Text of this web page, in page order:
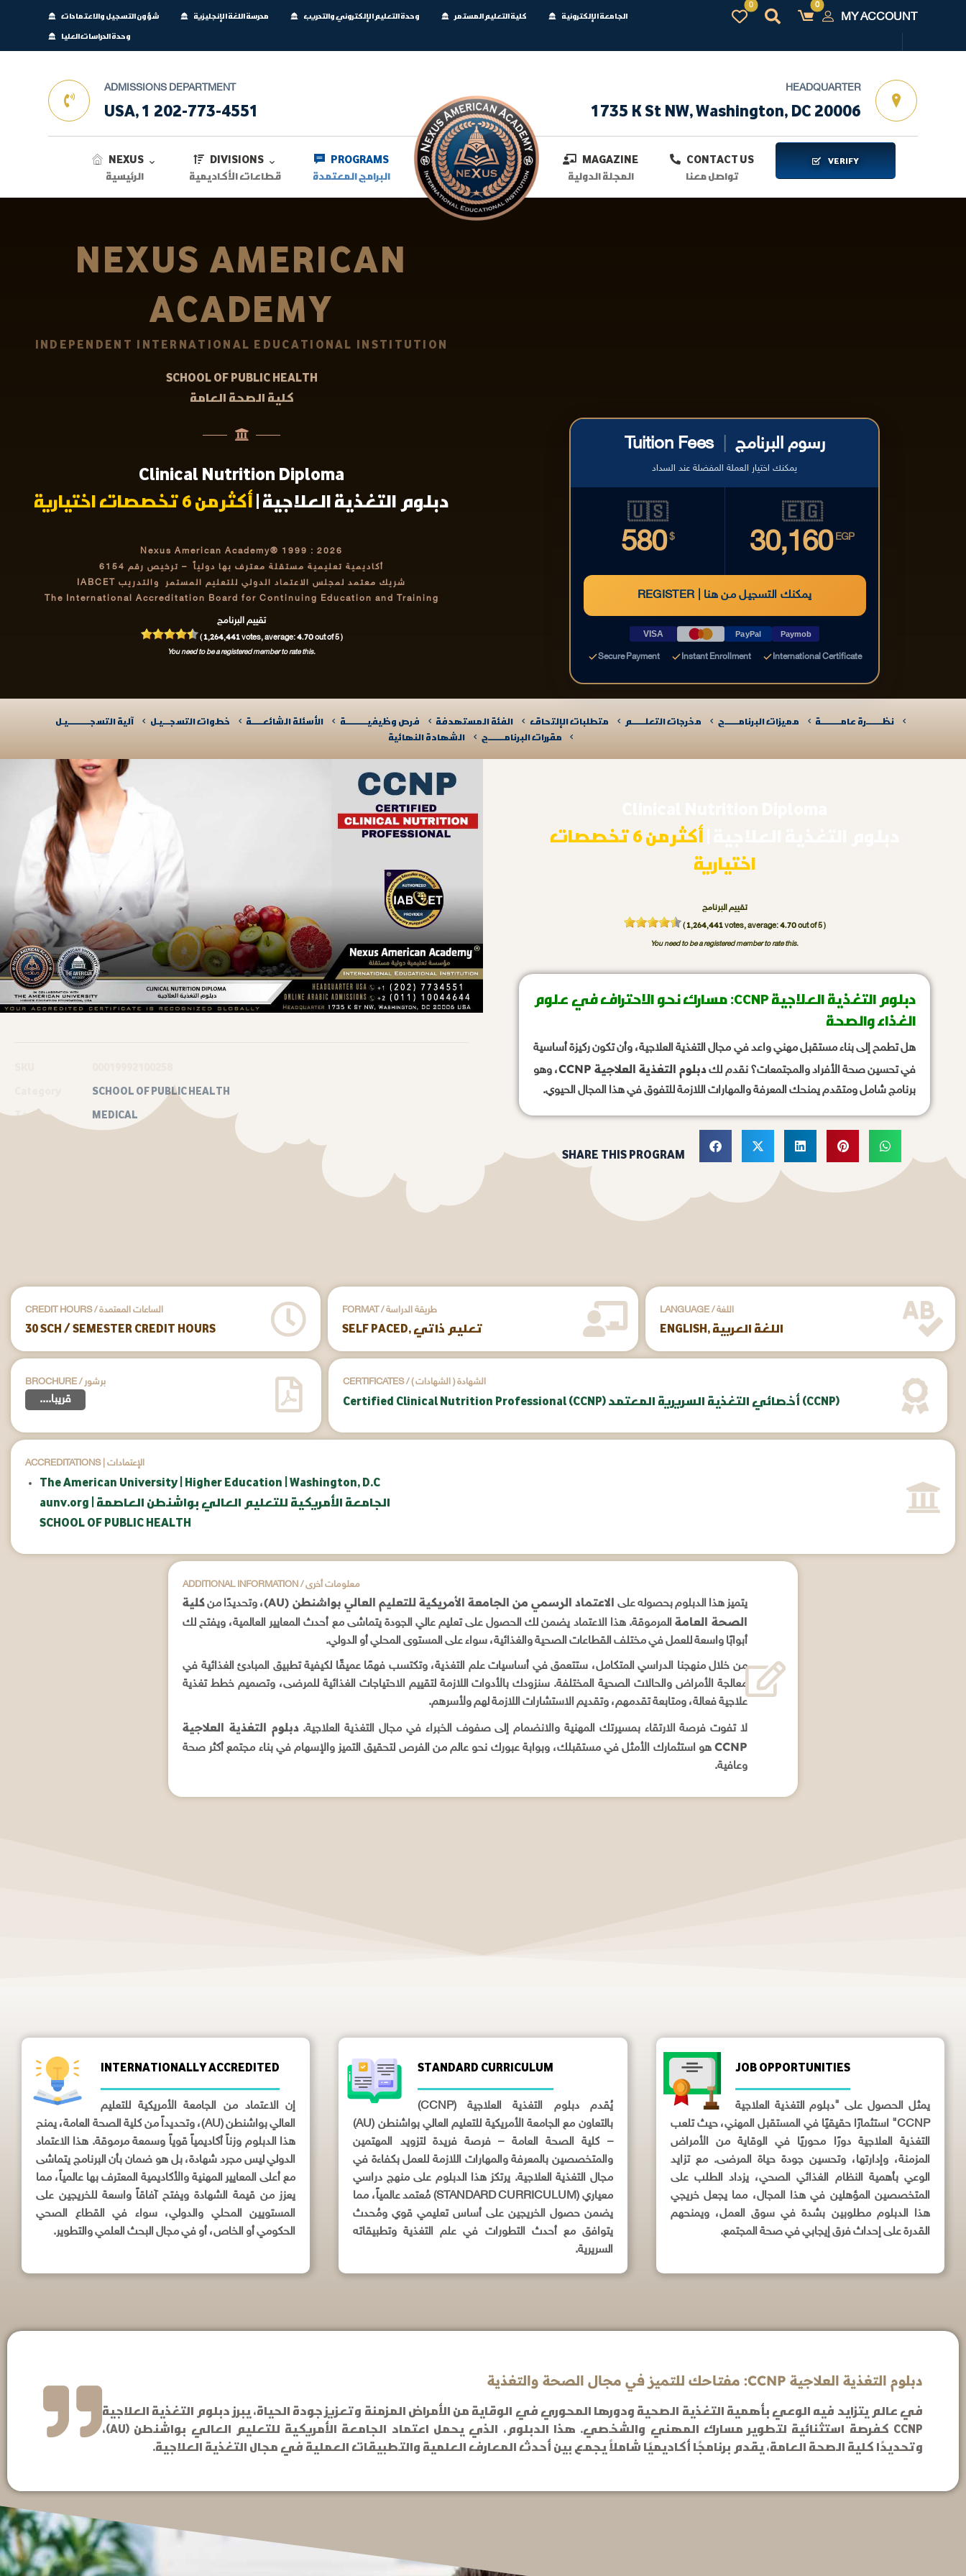
شؤون التسجيل والاعتمادات مدرسة اللغة الإنجليزية وحدة التعليم الإلكتروني والتدريب كلية التعليم المستمر
الجامعة الإلكترونية
وحدة الدراسات العليا
MY ACCOUNT
ADMISSIONS DEPARTMENT
USA, 1 202-773-4551
HEADQUARTER
1735 K St NW, Washington, DC 20006
NEXUS
الرئيسية
DIVISIONS
قطاعات الأكاديمية
PROGRAMS
البرامج المعتمدة
MAGAZINE
المجلة الدولية
CONTACT US
تواصل معنا
VERIFY
NEXUS AMERICAN
ACADEMY
INDEPENDENT INTERNATIONAL EDUCATIONAL INSTITUTION
SCHOOL OF PUBLIC HEALTH
كلية الصحة العامة
Clinical Nutrition Diploma
دبلوم التغذية العلاجية |أكثر من 6 تخصصات اختيارية
Nexus American Academy® 1999 : 2026
أكاديمية تعليمية مستقلة معترف بها دولياً
– ترخيص رقم 6154
شريك معتمد لمجلس الاعتماد الدولي للتعليم المستمر والتدريب IABCET
The International Accreditation Board for Continuing Education and Training
تقييم البرنامج
(1,264,441votes, average:4.70out of 5 )
You need to be a registered member to rate this.
Tuition Fees رسوم البرنامج
يمكنك اختيار العملة المفضلة عند السداد
🇺🇸
580 $
🇪🇬
30,160 EGP
REGISTER | يمكنك التسجيل من هنا
VISA PayPal Paymob
Secure Payment Instant Enrollment International Certificate
نظـــــــرة عامـــــــــة مميزات البرنامــــــج مخرجات التعلــــــم متطلبات الإلتحاق الفئة المستهدفة فرص وظيفيــــــــــة الأسئلة الشائعـــــة خطوات التسجـــيـل
آلية التسجــــــــــيـل​
مقررات البرنامـــــــج
الشهادة النهائية
SCHOOL OF PUBLIC HEALTH
Tag
MEDICAL
أكثر من 6 تخصصات
اختيارية
تقييم البرنامج
(1,264,441votes, average:4.70out of 5 )
You need to be a registered member to rate this.
دبلوم التغذية العلاجية CCNP: مسارك نحو الاحتراف في علوم
الغذاء والصحة
هل تطمح إلى بناء مستقبل مهني واعد في مجال التغذية العلاجية، وأن تكون ركيزة أساسية
في تحسين صحة الأفراد والمجتمعات؟ نقدم لكدبلوم التغذية العلاجية CCNP
، وهو
برنامج شامل ومتقدم يمنحك المعرفة والمهارات اللازمة للتفوق في هذا المجال الحيوي.
SHARE THIS PROGRAM
CREDIT HOURS / الساعات المعتمدة
30 SCH / SEMESTER CREDIT HOURS
FORMAT / طريقة الدراسة
SELF PACED, تعليم ذاتي
LANGUAGE / اللغة
ENGLISH, اللغة العربية
BROCHURE / برشور
....قريبا
CERTIFICATES / ( الشهادات ) الشهادة
Certified Clinical Nutrition Professional (CCNP) أخصائي التغذية السريرية المعتمد (CCNP)
ACCREDITATIONS | الإعتمادات
The American University | Higher Education | Washington, D.C
aunv.org | الجامعة الأمريكية للتعليم العالي بواشنطن العاصمة
SCHOOL OF PUBLIC HEALTH
ADDITIONAL INFORMATION / معلومات أخرى
يتميز هذا الدبلوم بحصوله على الاعتماد الرسمي من الجامعة الأمريكية للتعليم العالي بواشنطن (AU) ، وتحديدًا منكلية
الصحة العامة المرموقة. هذا الاعتماد يضمن لك الحصول على تعليم عالي الجودة يتماشى مع أحدث المعايير العالمية، ويفتح لك
أبوابًا واسعة للعمل في مختلف القطاعات الصحية والغذائية، سواء على المستوى المحلي أو الدولي.
من خلال منهجنا الدراسي المتكامل، ستتعمق في أساسيات علم التغذية، وتكتسب فهمًا عميقًا لكيفية تطبيق المبادئ الغذائية في
معالجة الأمراض والحالات الصحية المختلفة. سنزودك بالأدوات اللازمة لتقييم الاحتياجات الغذائية للمرضى، وتصميم خطط تغذية
علاجية فعالة، ومتابعة تقدمهم، وتقديم الاستشارات اللازمة لهم ولأسرهم.
لا تفوت فرصة الارتقاء بمسيرتك المهنية والانضمام إلى صفوف الخبراء في مجال التغذية العلاجية.دبلوم التغذية العلاجية
CCNP هو استثمارك الأمثل في مستقبلك، وبوابة عبورك نحو عالم من الفرص لتحقيق التميز والإسهام في بناء مجتمع أكثر صحة
وعافية.
INTERNATIONALLY ACCREDITED
إن الاعتماد من الجامعة الأمريكية للتعليم
العالي بواشنطن (AU)، وتحديداً من كلية الصحة العامة، يمنح
هذا الدبلوم وزناً أكاديمياً قوياً وسمعة مرموقة. هذا الاعتماد
الدولي ليس مجرد شهادة، بل هو ضمان بأن البرنامج يتماشى
مع أعلى المعايير المهنية والأكاديمية المعترف بها عالمياً، مما
يعزز من قيمة الشهادة ويفتح آفاقاً واسعة للخريجين على
المستويين المحلي والدولي، سواء في القطاع الصحي
الحكومي أو الخاص، أو في مجال البحث العلمي والتطوير.
STANDARD CURRICULUM
يُقدم دبلوم التغذية العلاجية (CCNP)
بالتعاون مع الجامعة الأمريكية للتعليم العالي بواشنطن (AU)
– كلية الصحة العامة – فرصة فريدة لتزويد المهتمين
والمتخصصين بالمعرفة والمهارات اللازمة للعمل بكفاءة في
مجال التغذية العلاجية. يرتكز هذا الدبلوم على منهج دراسي
معياري (STANDARD CURRICULUM) مُعتمد عالمياً، مما
يضمن حصول الخريجين على أساس تعليمي قوي ومُحدث
يتوافق مع أحدث التطورات في علم التغذية وتطبيقاته
السريرية.
JOB OPPORTUNITIES
يمثل الحصول على "دبلوم التغذية العلاجية
CCNP" استثمارًا حقيقيًا في المستقبل المهني، حيث تلعب
التغذية العلاجية دورًا محوريًا في الوقاية من الأمراض
المزمنة، وإدارتها، وتحسين جودة حياة المرضى. مع تزايد
الوعي بأهمية النظام الغذائي الصحي، يزداد الطلب على
المتخصصين المؤهلين في هذا المجال، مما يجعل خريجي
هذا الدبلوم مطلوبين بشدة في سوق العمل، ويمنحهم
القدرة على إحداث فرق إيجابي في صحة المجتمع.
دبلوم التغذية العلاجية CCNP: مفتاحك للتميز في مجال الصحة والتغذية
في عالم يتزايد فيه الوعي بأهمية التغذية الصحية ودورها المحوري في الوقاية من الأمراض المزمنة وتعزيز جودة الحياة، يبرز دبلوم التغذية العلاجية
CCNP كفرصة استثنائية لتطوير مسارك المهني والشخصي. هذا الدبلوم، الذي يحمل اعتماد الجامعة الأمريكية للتعليم العالي بواشنطن (AU)،
وتحديدًا كلية الصحة العامة، يقدم برنامجًا أكاديميًا شاملاً يجمع بين أحدث المعارف العلمية والتطبيقات العملية في مجال التغذية العلاجية.